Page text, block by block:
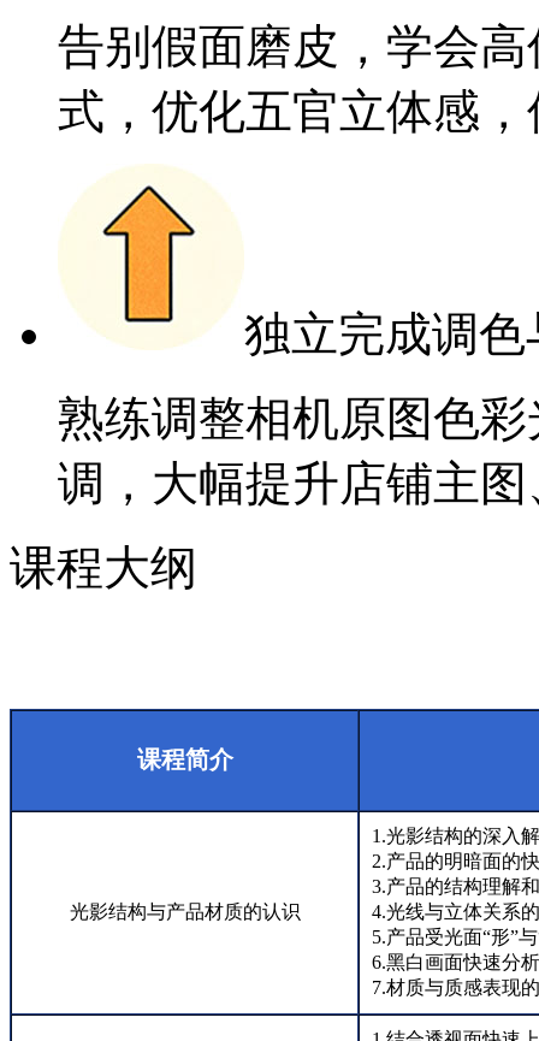
告别假面磨皮，学会
式，优化五官立体感
独立完成调色
熟练调整相机原图色
调，大幅提升店铺主
课程大纲
课程简介
光影结构与产品材质的认识
1.光影结构的深入
2.产品的明暗面的
3.产品的结构理解
4.光线与立体关系
5.产品受光面“形”
6.黑白画面快速分
7.材质与质感表现